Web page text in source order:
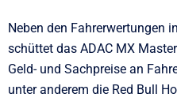
Neben den Fahrerwertungen
schüttet das ADAC MX
Geld- und Sachpreise an
unter anderem die Red Bull